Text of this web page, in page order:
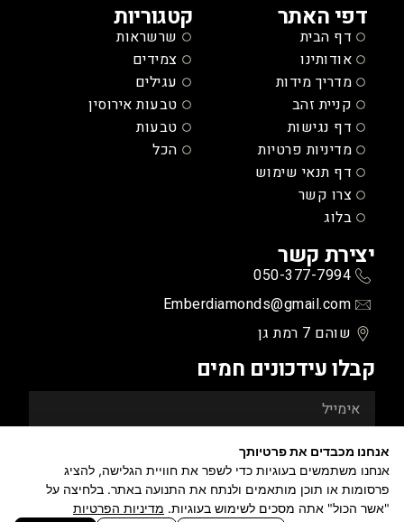
קבלו עידכונים חמים
יצירת קשר
050-377-7994
Emberdiamonds@gmail.com
שוהם 7 רמת גן
קטגוריות
שרשראות
צמידים
עגילים
טבעות אירוסין
טבעות
הכל
דפי האתר
דף הבית
אודותינו
מדריך מידות
קניית זהב
דף נגישות
מדיניות פרטיות
דף תנאי שימוש
צרו קשר
בלוג
האתר נבנה ע"י SITELAB ועוצב ע"י BRANDLAB
אנחנו מכבדים את פרטיותך
אנחנו משתמשים בעוגיות כדי לשפר את חוויית הגלישה, להציג
פרסומות או תוכן מותאמים ולנתח את התנועה באתר. בלחיצה על
"אשר הכול" אתה מסכים לשימוש בעוגיות. מדיניות הפרטיות